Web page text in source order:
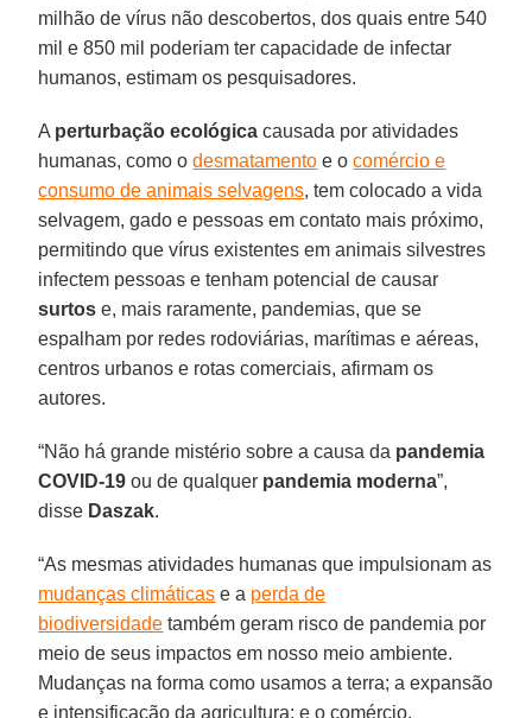
milhão de vírus não descobertos, dos quais entre 540
mil e 850 mil poderiam ter capacidade de infectar
humanos, estimam os pesquisadores.
A perturbação ecológica causada por atividades
humanas, como odesmatamento e ocomércio e
consumo de animais selvagens, tem colocado a vida
selvagem, gado e pessoas em contato mais próximo,
permitindo que vírus existentes em animais silvestres
infectem pessoas e tenham potencial de causar
surtos e, mais raramente, pandemias, que se
espalham por redes rodoviárias, marítimas e aéreas,
centros urbanos e rotas comerciais, afirmam os
autores.
“Não há grande mistério sobre a causa da pandemia
COVID-19 ou de qualquer pandemia moderna”,
disse Daszak.
“As mesmas atividades humanas que impulsionam as
mudanças climáticas e a perda de
biodiversidade também geram risco de pandemia por
meio de seus impactos em nosso meio ambiente.
Mudanças na forma como usamos a terra; a expansão
e intensificação da agricultura; e o comércio,